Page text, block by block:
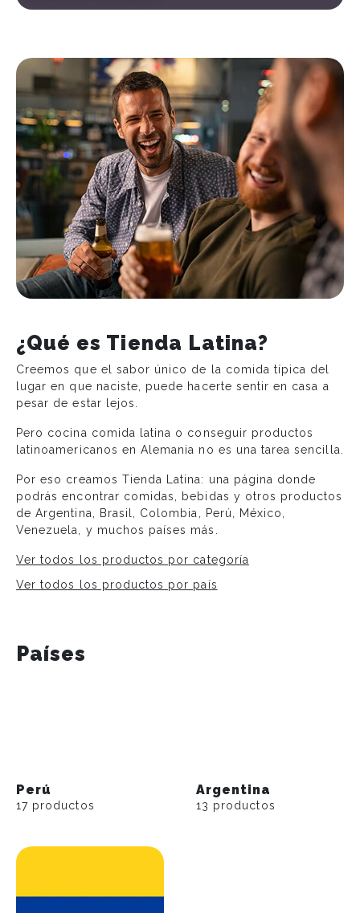
¿Qué es Tienda Latina?
Creemos que el sabor único de la comida típica del
lugar en que naciste, puede hacerte sentir en casa a
pesar de estar lejos.
Pero cocina comida latina o conseguir productos
latinoamericanos en Alemania no es una tarea sencilla.
Por eso creamos Tienda Latina: una página donde
podrás encontrar comidas, bebidas y otros productos
de Argentina, Brasil, Colombia, Perú, México,
Venezuela, y muchos países más.
Ver todos los productos por categoría
Ver todos los productos por país
Países
Perú
17 productos
Argentina
13 productos